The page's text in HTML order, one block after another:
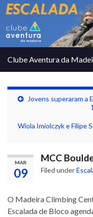
Clube Aventura da
Jovens superaram a
Wiola Imiolczyk e Filipe
MAR
09
MCC
Filed under
O Madeira Climbing
Escalada de Bloco